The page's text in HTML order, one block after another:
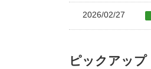
2026/02/27
ピックアップ